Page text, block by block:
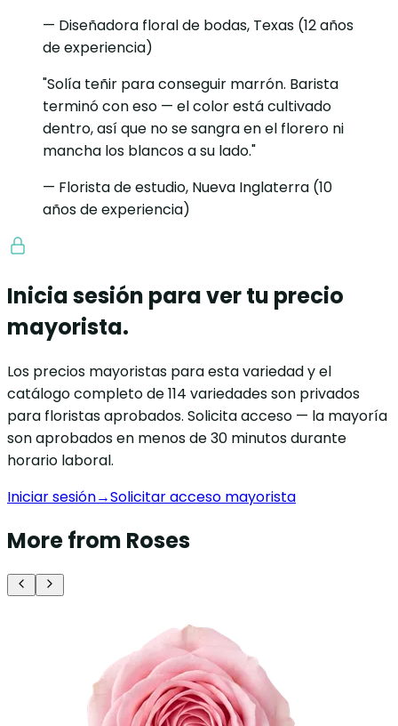
— Diseñadora floral de bodas, Texas (12 años
de experiencia)
"Solía teñir para conseguir marrón. Barista
terminó con eso — el color está cultivado
dentro, así que no se sangra en el florero ni
mancha los blancos a su lado."
— Florista de estudio, Nueva Inglaterra (10
años de experiencia)
Inicia sesión para ver tu precio
mayorista.
Los precios mayoristas para esta variedad y el
catálogo completo de 114 variedades son privados
para floristas aprobados. Solicita acceso — la mayoría
son aprobados en menos de 30 minutos durante
horario laboral.
Iniciar sesión→Solicitar acceso mayorista
More from Roses